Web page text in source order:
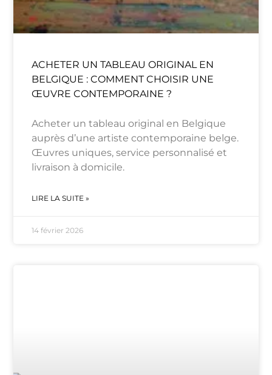
ACHETER UN TABLEAU ORIGINAL EN
BELGIQUE : COMMENT CHOISIR UNE
ŒUVRE CONTEMPORAINE ?
Acheter un tableau original en Belgique
auprès d’une artiste contemporaine belge.
Œuvres uniques, service personnalisé et
livraison à domicile.
LIRE LA SUITE »
14 février 2026